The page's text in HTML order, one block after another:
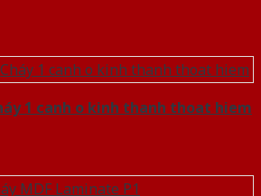
1 canh o kinh thanh thoat hiem